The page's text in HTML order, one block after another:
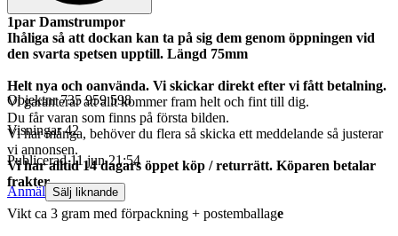
1par Damstrumpor
Ihåliga så att dockan kan ta på sig dem genom öppningen vid
den svarta spetsen upptill. Längd 75mm
Helt nya och oanvända. Vi skickar direkt efter vi fått betalning.
Vi garanterar att allt kommer fram helt och fint till dig.
Du får varan som finns på första bilden.
Vi har många, behöver du flera så skicka ett meddelande så justerar
vi annonsen.
Vi har alltid 14 dagars öppet köp / returrätt. Köparen betalar
frakter.
Vikt ca 3 gram med förpackning + postemballage
Objektnr 735 959 598
Visningar 42
Publicerad 11 jun 21:54
Anmäl Sälj liknande